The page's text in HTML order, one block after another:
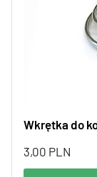
Wkrętka do
3,00 PLN